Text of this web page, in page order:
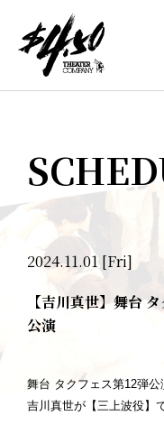
2024.11.01 [Fri]
【吉川真世】舞台
公演
舞台 タクフェス第12弾公
吉川真世が【三上波役】